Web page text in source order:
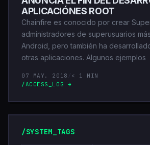
APLICACIÓNES ROOT
Chainfire es conocido por crear
administradores de superusuarios
Android, pero también ha
otras aplicaciones. Algunos ejemplos
07 MAY. 2018
< 1 MIN
/ACCESS_LOG →
/SYSTEM_TAGS